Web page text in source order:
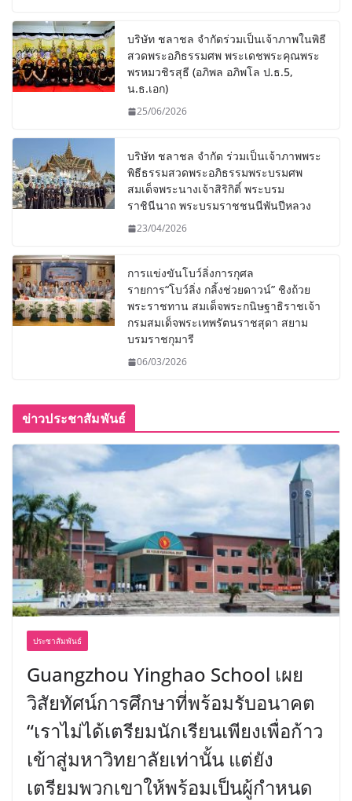
บริษัท ชลาชล จำกัดร่วมเป็นเจ้าภาพในพิธี
สวดพระอภิธรรมศพ พระเดชพระคุณพระ
พรหมวชิรสุธี (อภิพล อภิพโล ป.ธ.5,
น.ธ.เอก)
25/06/2026
บริษัท ชลาชล จำกัด ร่วมเป็นเจ้าภาพพระ
พิธีธรรมสวดพระอภิธรรมพระบรมศพ
สมเด็จพระนางเจ้าสิริกิติ์ พระบรม
ราชินีนาถ พระบรมราชชนนีพันปีหลวง
23/04/2026
การแข่งขันโบว์ลิ่งการกุศล
รายการ“โบว์ลิ่ง กลิ้งช่วยดาวน์” ชิงถ้วย
พระราชทาน สมเด็จพระกนิษฐาธิราชเจ้า
กรมสมเด็จพระเทพรัตนราชสุดา สยาม
บรมราชกุมารี
06/03/2026
ข่าวประชาสัมพันธ์
ประชาสัมพันธ์
Guangzhou Yinghao School เผย
วิสัยทัศน์การศึกษาที่พร้อมรับอนาคต
“เราไม่ได้เตรียมนักเรียนเพียงเพื่อก้าว
เข้าสู่มหาวิทยาลัยเท่านั้น แต่ยัง
เตรียมพวกเขาให้พร้อมเป็นผู้กำหนด